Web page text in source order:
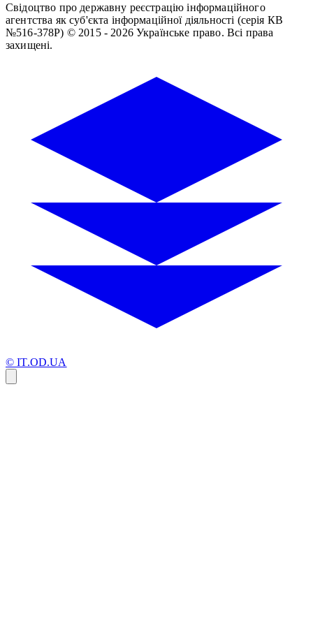
Свідоцтво про державну реєстрацію інформаційного
агентства як суб'єкта інформаційної діяльності (серія КВ
№516-378Р) © 2015 - 2026 Українське право. Всі права
захищені.
© IT.OD.UA